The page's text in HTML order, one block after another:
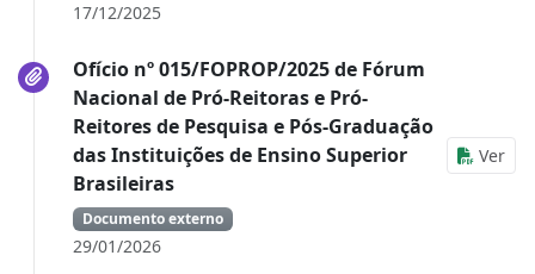
17/12/2025
Ofício nº 015/FOPROP/2025 de Fórum
Nacional de Pró-Reitoras e Pró-
Reitores de Pesquisa e Pós-Graduação
das Instituições de Ensino Superior
Brasileiras
Documento externo
29/01/2026
Ver